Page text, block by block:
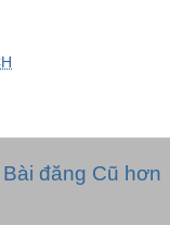
Bài đăng Cũ hơn